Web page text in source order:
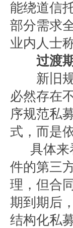
能绕道信
部分需求
业内人士称
过渡
新旧规
必然存在
序规范私
式，而是
具体来
件的第三
理，但合
期到期后
结构化私